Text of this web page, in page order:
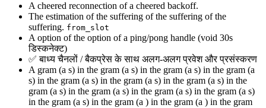
A cheered reconnection of a cheered backoff.
The estimation of the suffering of the suffering of the
suffering. from_slot
A option of the option of a ping/pong handle (void 30s
डिस्कनेक्ट)
✅ बाध्य चैनलों / बैकप्रेस के साथ अलग-अलग प्रवेश और प्रसंस्करण
A gram (a s) in the gram (a s) in the gram (a s) in the gram (a
s) in the gram (a s) in the gram (a s) in the gram (a s) in the
gram (a s) in the gram (a s) in the gram (a s) in the gram (a s)
in the gram (a s) in the gram (a ) in the gram (a ) in the gram